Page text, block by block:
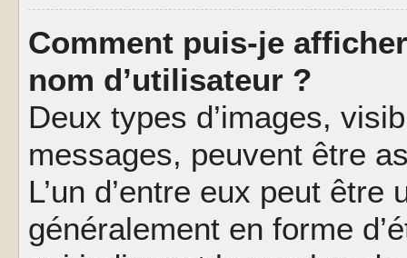
Comment puis-je
nom d’utilisateur ?
Deux types d’images,
messages, peuvent être
L’un d’entre eux peut
généralement en forme